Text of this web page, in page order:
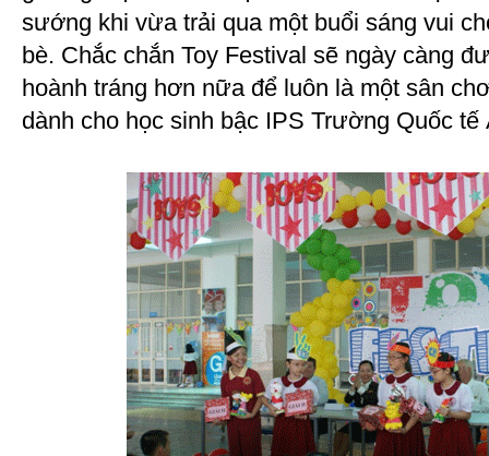
sướng khi vừa trải qua một buổi sáng vui
bè. Chắc chắn Toy Festival sẽ ngày càng
hoành tráng hơn nữa để luôn là một sân
dành cho học sinh bậc IPS Trường Quốc tế